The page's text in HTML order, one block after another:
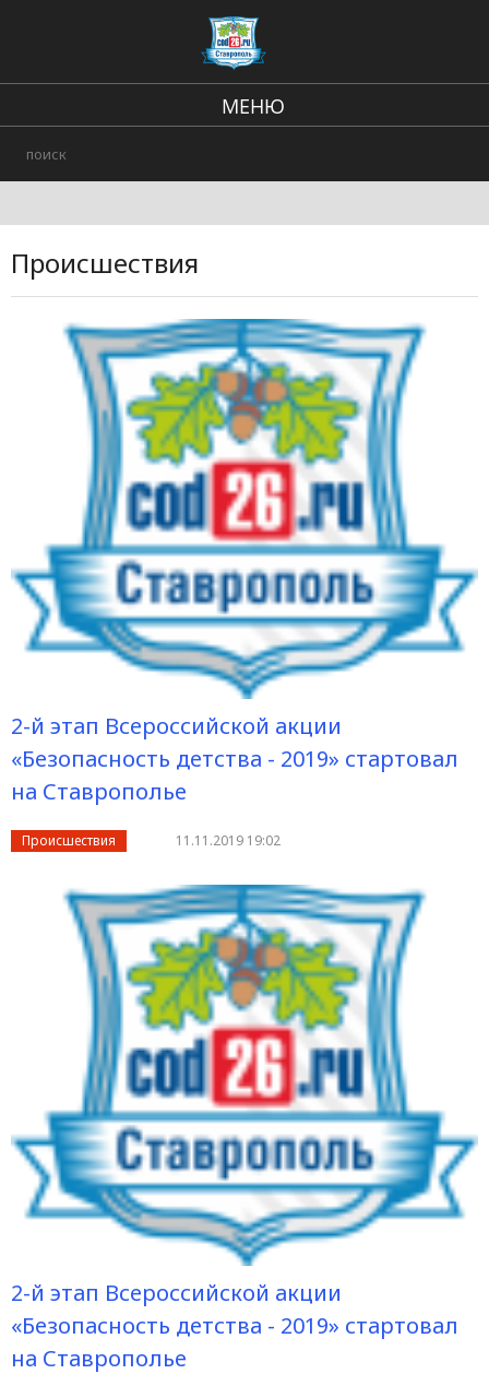
МЕНЮ
Городские события
Происшествия
2-й этап Всероссийской акции
«Безопасность детства - 2019» стартовал
на Ставрополье
Происшествия 11.11.2019 19:02
2-й этап Всероссийской акции
«Безопасность детства - 2019» стартовал
на Ставрополье